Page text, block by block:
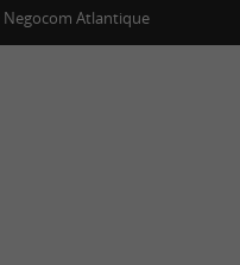
Negocom Atlantique